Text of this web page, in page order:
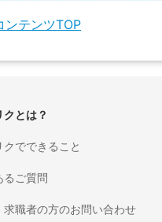
ンテンツTOP
クとは？
クでできること
るご質問
求職者の方のお問い合わせ